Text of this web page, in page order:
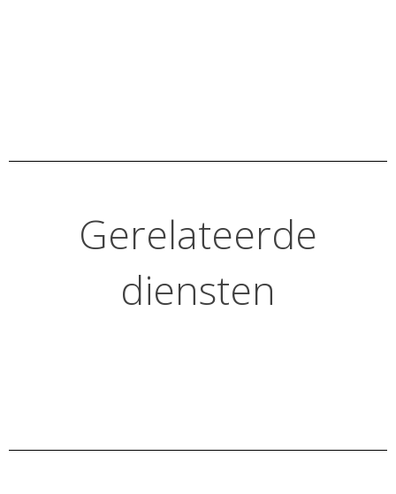
Gerelateerde
diensten